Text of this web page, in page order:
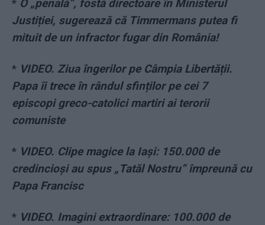
* O „penală”, fostă directoare în Ministerul
Justiției, sugerează că Timmermans putea fi
mituit de un infractor fugar din România!
* VIDEO. Ziua îngerilor pe Câmpia Libertății.
Papa îi trece în rândul sfinților pe cei 7
episcopi greco-catolici martiri ai terorii
comuniste
* VIDEO. Clipe magice la Iași: 150.000 de
credincioși au spus „Tatăl Nostru” împreună cu
Papa Francisc
* VIDEO. Imagini extraordinare: 100.000 de